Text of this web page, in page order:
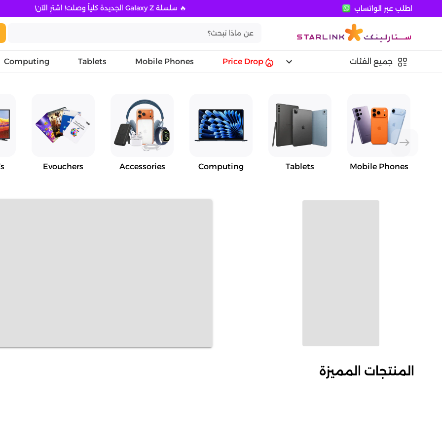
اطلب عبر الواتساب 🔥 سلسلة Galaxy Z الجديدة كلياً وصلت! اشترِ الآن!
جميع الفئات keyboard_arrow_down
Price Drop
Mobile Phones
Tablets
Computing
east
Mobile Phones
Tablets
Computing
Accessories
Evouchers
المنتجات المميزة